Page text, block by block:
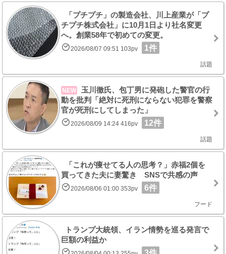
「プチプチ」の製造会社、川上産業が「プ
チプチ株式会社」に10月1日より社名変更
へ。創業58年で初めての変更。
2026/08/07 09:51 103pv 1件
話題
NEW
玉川徹氏、包丁男に発砲した警官の行
動を批判「絶対に死刑にならない犯罪を警察
官が死刑にしてしまった」
2026/08/09 14:24 416pv 12件
話題
「これが痩せてる人の思考？」赤福2個を
買ってきた夫に妻驚き SNSで共感の声
2026/08/06 01:00 353pv 6件
フード
トランプ大統領、イラン情勢を巡る発言で
巨額の利益か